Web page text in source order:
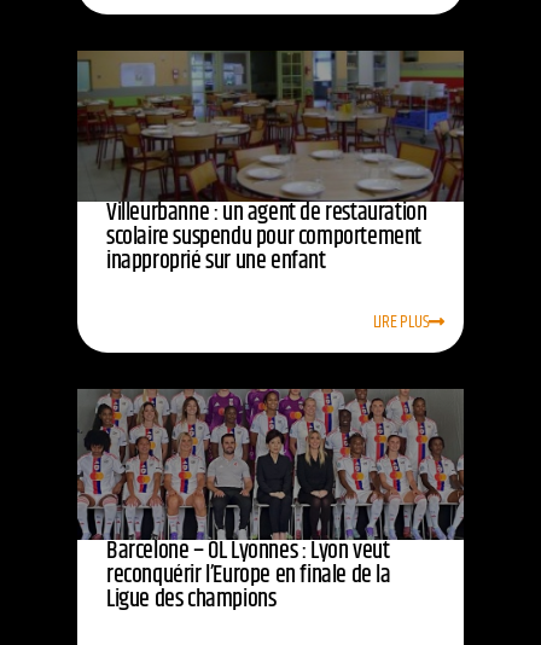
Villeurbanne : un agent de restauration
scolaire suspendu pour comportement
inapproprié sur une enfant
LIRE PLUS
Barcelone – OL Lyonnes : Lyon veut
reconquérir l’Europe en finale de la
Ligue des champions